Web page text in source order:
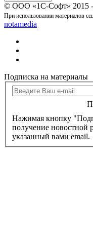
© ООО «1С-Софт» 2015 -
При использовании материалов
notamedia
Подписка на материалы
Нажимая кнопку
получение новостной
указанный вами email.